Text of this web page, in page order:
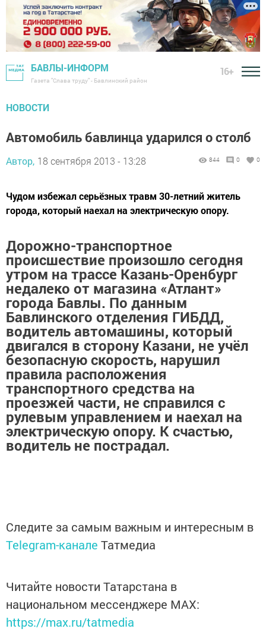
БАВЛЫ-ИНФОРМ
Газета "Слава труду" - Бавлинский район
16+
НОВОСТИ
Автомобиль бавлинца ударился о столб
Автор, 18 сентября 2013 - 13:28 844 0 0
Чудом избежал серьёзных травм 30-летний житель
города, который наехал на электрическую опору.
Дорожно-транспортное
происшествие произошло сегодня
утром на трассе Казань-Оренбург
недалеко от магазина «Атлант»
города Бавлы. По данным
Бавлинского отделения ГИБДД,
водитель автомашины, который
двигался в сторону Казани, не учёл
безопасную скорость, нарушил
правила расположения
транспортного средства на
проезжей части, не справился с
рулевым управлением и наехал на
электрическую опору. К счастью,
водитель не пострадал.
Следите за самым важным и интересным в
Telegram-канале Татмедиа
Читайте новости Татарстана в
национальном мессенджере MАХ:
https://max.ru/tatmedia